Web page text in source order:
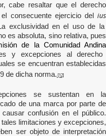
cabe resaltar que el derecho
consecuente ejercicio del ius
a exclusividad en el uso de la
es absoluta, sino relativa, pues
de la Comunidad Andina
y excepciones al derecho
se encuentran establecidas
de dicha norma. [12]
se sustentan en la
de una marca por parte de
confusión en el público.
limitaciones y excepciones,
ser objeto de interpretación